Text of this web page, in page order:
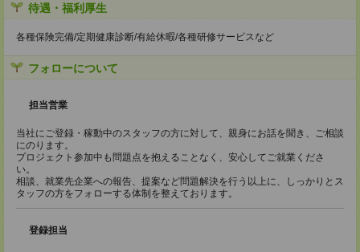
待遇・福利厚生
各種保険完備/定期健康診断/有給休暇/各種研修サービスなど
フォローについて
担当営業
当社にご登録・稼動中のスタッフの方に対して、親身にお話を聞き、ご相談
にのります。
プロジェクト参加中も問題点を抱えることなく、安心してご就業くださ
い。
相談、就業先企業への報告、提案など問題解決を行う以上に、しっかりとス
タッフの方をフォローする体制を整えております。
登録担当